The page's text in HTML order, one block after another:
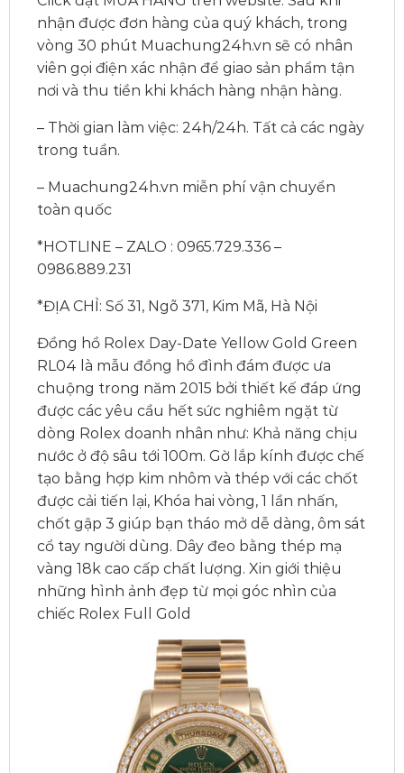
nhận được đơn hàng của quý khách, trong
vòng 30 phút Muachung24h.vn sẽ có nhân
viên gọi điện xác nhận để giao sản phẩm tận
nơi và thu tiền khi khách hàng nhận hàng.
– Thời gian làm việc: 24h/24h. Tất cả các ngày
trong tuần.
– Muachung24h.vn miễn phí vận chuyển
toàn quốc
*HOTLINE – ZALO : 0965.729.336 –
0986.889.231
*ĐỊA CHỈ: Số 31, Ngõ 371, Kim Mã, Hà Nội
Đồng hồ Rolex Day-Date Yellow Gold Green
RL04 là mẫu đồng hồ đình đám được ưa
chuộng trong năm 2015 bởi thiết kế đáp ứng
được các yêu cầu hết sức nghiêm ngặt từ
dòng Rolex doanh nhân như: Khả năng chịu
nước ở độ sâu tới 100m. Gờ lắp kính được chế
tạo bằng hợp kim nhôm và thép với các chốt
được cải tiến lại, Khóa hai vòng, 1 lần nhấn,
chốt gập 3 giúp bạn tháo mở dễ dàng, ôm sát
cổ tay người dùng. Dây đeo bằng thép mạ
vàng 18k cao cấp chất lượng. Xin giới thiệu
những hình ảnh đẹp từ mọi góc nhìn của
chiếc Rolex Full Gold